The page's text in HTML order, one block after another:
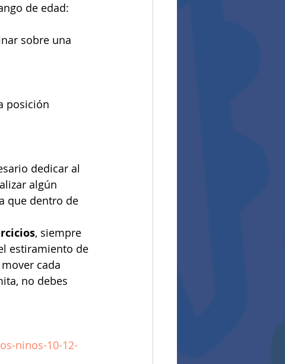
de edad:
sobre una
posición
dedicar al
algún
que dentro de
, siempre
estiramiento de
cada
no debes
ninos-10-12-